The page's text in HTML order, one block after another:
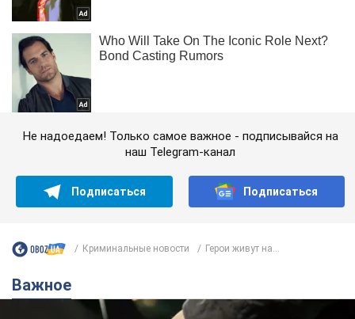
Не надоедаем! Только самое важное - подписывайся на
наш Telegram-канал
Подписаться Подписаться
Криминальные новости Герои живут на...
Важное